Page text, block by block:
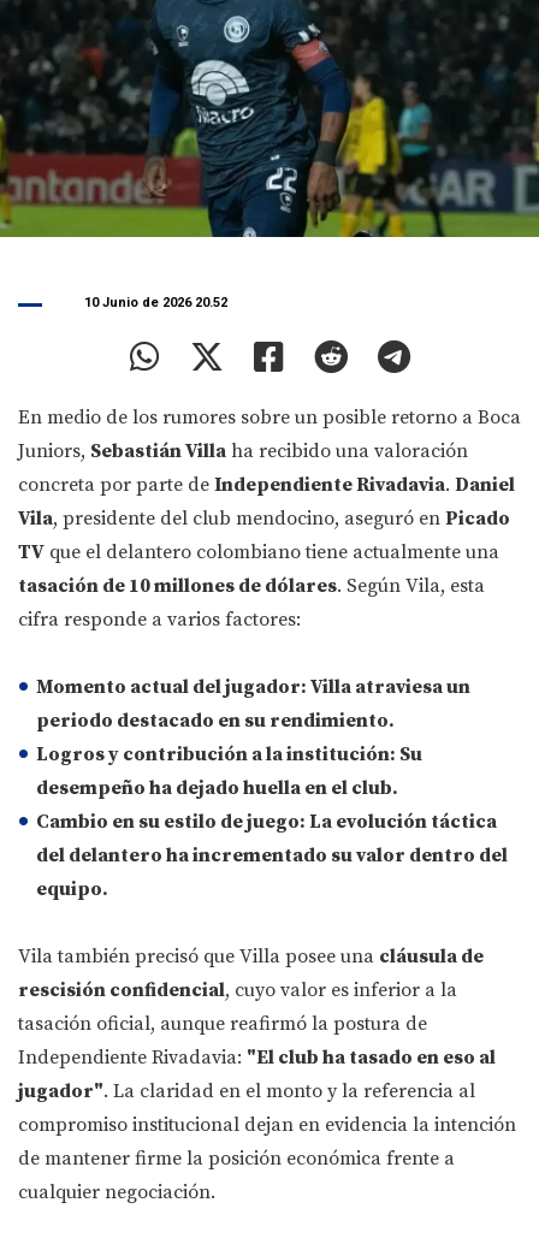
10 Junio de 2026 20.52
En medio de los rumores sobre un posible retorno a Boca
Juniors, Sebastián Villa ha recibido una valoración
concreta por parte de Independiente Rivadavia. Daniel
Vila, presidente del club mendocino, aseguró en Picado
TV que el delantero colombiano tiene actualmente una
tasación de 10 millones de dólares. Según Vila, esta
cifra responde a varios factores:
Momento actual del jugador: Villa atraviesa un
periodo destacado en su rendimiento.
Logros y contribución a la institución: Su
desempeño ha dejado huella en el club.
Cambio en su estilo de juego: La evolución táctica
del delantero ha incrementado su valor dentro del
equipo.
Vila también precisó que Villa posee una cláusula de
rescisión confidencial, cuyo valor es inferior a la
tasación oficial, aunque reafirmó la postura de
Independiente Rivadavia: "El club ha tasado en eso al
jugador". La claridad en el monto y la referencia al
compromiso institucional dejan en evidencia la intención
de mantener firme la posición económica frente a
cualquier negociación.